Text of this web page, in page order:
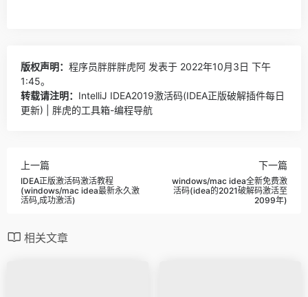
版权声明： 程序员胖胖胖虎阿 发表于 2022年10月3日 下午
1:45。
转载请注明： IntelliJ IDEA2019激活码(IDEA正版破解插件每日
更新) | 胖虎的工具箱-编程导航
上一篇
IDEA正版激活码激活教程
(windows/mac idea最新永久激
活码,成功激活)
下一篇
windows/mac idea全新免费激
活码(idea的2021破解码激活至
2099年)
相关文章